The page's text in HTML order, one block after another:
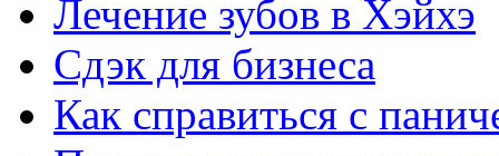
Лечение зубов в Хэйхэ
Сдэк для бизнеса
Как справиться с